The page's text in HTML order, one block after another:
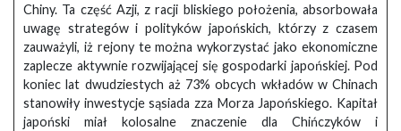
Chiny. Ta część Azji, z racji bliskiego położenia, absorbowała
uwagę strategów i polityków japońskich, którzy z czasem
zauważyli, iż rejony te można wykorzystać jako ekonomiczne
zaplecze aktywnie rozwijającej się gospodarki japońskiej. Pod
koniec lat dwudziestych aż 73% obcych wkładów w Chinach
stanowiły inwestycje sąsiada zza Morza Japońskiego. Kapitał
japoński miał kolosalne znaczenie dla Chińczyków i